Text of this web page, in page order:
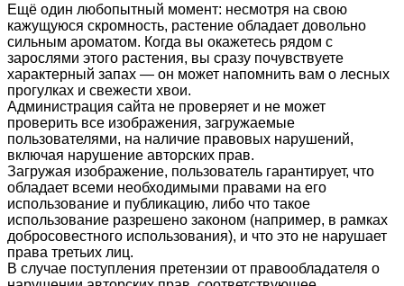
Ещё один любопытный момент: несмотря на свою
кажущуюся скромность, растение обладает довольно
сильным ароматом. Когда вы окажетесь рядом с
зарослями этого растения, вы сразу почувствуете
характерный запах — он может напомнить вам о лесных
прогулках и свежести хвои.
Администрация сайта не проверяет и не может
проверить все изображения, загружаемые
пользователями, на наличие правовых нарушений,
включая нарушение авторских прав.
Загружая изображение, пользователь гарантирует, что
обладает всеми необходимыми правами на его
использование и публикацию, либо что такое
использование разрешено законом (например, в рамках
добросовестного использования), и что это не нарушает
права третьих лиц.
В случае поступления претензии от правообладателя о